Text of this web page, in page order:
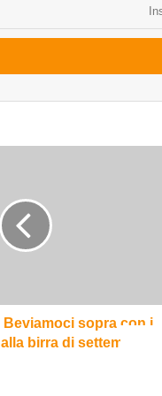
Beviamoci sopra con i
birra di settembre